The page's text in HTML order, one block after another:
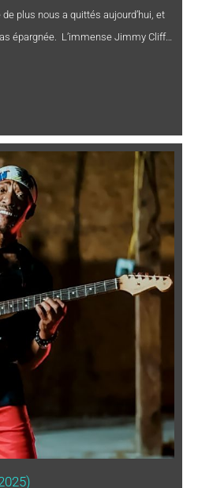
plus nous a quittés aujourd’hui, et
épargnée. L’immense Jimmy Cliff…